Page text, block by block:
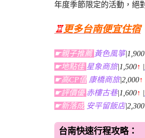
年度季節限定的活動，絕
♖更多台南便宜住宿
☛親子推薦 黃色風箏 |1,900
☛地點佳 星象商旅|1,500↑
☛高CP值 康橋商旅|2,000↑
☛評價優 赤樓古巷|1,600↑
☛新落成 安平留飯店|2,300
台南快速行程攻略：